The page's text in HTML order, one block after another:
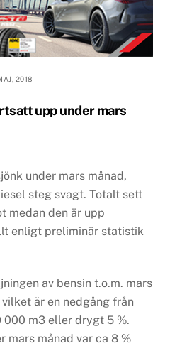
2018
upp under mars
under mars månad,
steg svagt. Totalt sett
medan den är upp
enligt preliminär statistik
av bensin t.o.m. mars
är en nedgång från
000 m3 eller drygt 5 %.
mars månad var ca 8 %